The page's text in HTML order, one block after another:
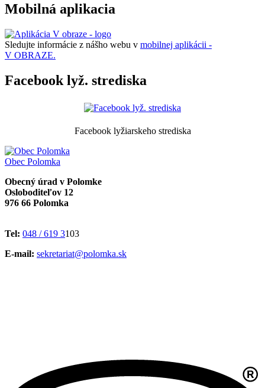
Mobilná aplikacia
Sledujte informácie z nášho webu v mobilnej aplikácii -
V OBRAZE.
Facebook lyž. strediska
Facebook lyžiarskeho strediska
Obec Polomka
Obecný úrad v Polomke
Osloboditeľov 12
976 66 Polomka
Tel: 048 / 619 3103
E-mail: sekretariat@polomka.sk